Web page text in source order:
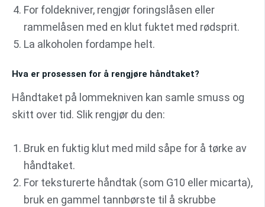
For foldekniver, rengjør foringslåsen eller
rammelåsen med en klut fuktet med rødsprit.
La alkoholen fordampe helt.
Hva er prosessen for å rengjøre håndtaket?
Håndtaket på lommekniven kan samle smuss og
skitt over tid. Slik rengjør du den:
Bruk en fuktig klut med mild såpe for å tørke av
håndtaket.
For teksturerte håndtak (som G10 eller micarta),
bruk en gammel tannbørste til å skrubbe